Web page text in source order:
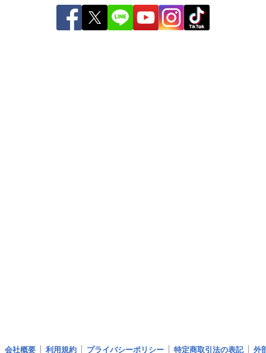
会社概要 利用規約 プライバシーポリシー 特定商取引法の表記 外